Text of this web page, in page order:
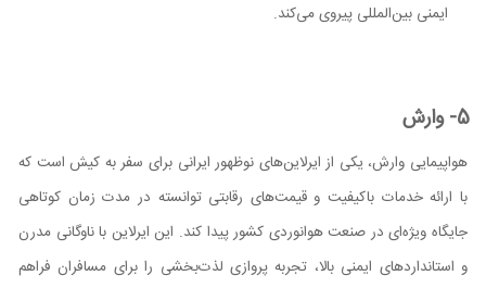
ایمنی بین‌المللی پیروی می‌کند.
5- وارش
هواپیمایی وارش، یکی از ایرلاین‌های نوظهور ایرانی برای سفر به کیش است که
با ارائه خدمات باکیفیت و قیمت‌های رقابتی توانسته در مدت زمان کوتاهی
جایگاه ویژه‌ای در صنعت هوانوردی کشور پیدا کند. این ایرلاین با ناوگانی مدرن
و استانداردهای ایمنی بالا، تجربه پروازی لذت‌بخشی را برای مسافران فراهم